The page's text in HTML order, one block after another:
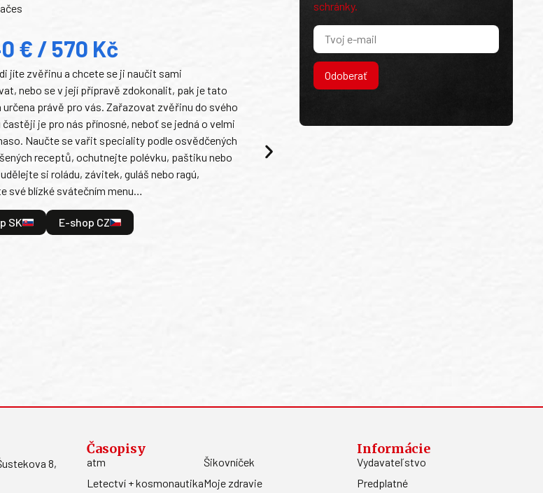
€ / 570 Kč
jíte zvěřinu a chcete se ji naučit sami
nebo se v její přípravě zdokonalit, pak je tato
určena právě pro vás. Zařazovat zvěřinu do svého
častěji je pro nás přínosné, neboť se jedná o velmi
Naučte se vařit speciality podle osvědčených
receptů, ochutnejte polévku, paštiku nebo
si roládu, závitek, guláš nebo ragú,
své blízké svátečním menu…
SK E-shop CZ
schránky.
Odoberať
8,
Časopisy
atm
Letectví + kosmonautika
Šikovníček
Moje zdravie
Informácie
Vydavateľstvo
Predplatné